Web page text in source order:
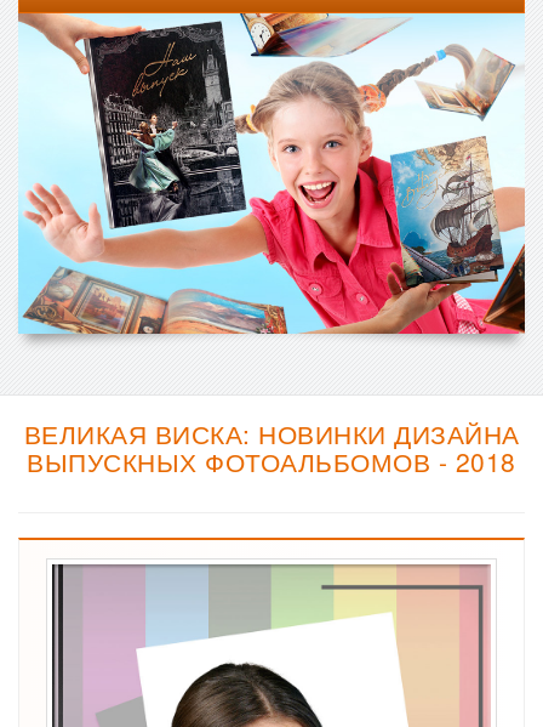
ВЕЛИКАЯ ВИСКА: НОВИНКИ ДИЗАЙНА
ВЫПУСКНЫХ ФОТОАЛЬБОМОВ - 2018